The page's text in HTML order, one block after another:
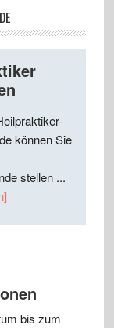
können Sie
stellen ...
bis zum